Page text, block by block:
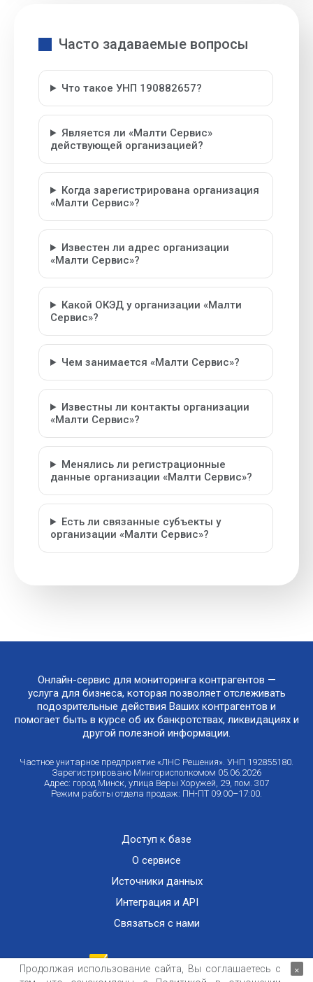
Часто задаваемые вопросы
Что такое УНП 190882657?
Является ли «Малти Сервис»
действующей организацией?
Когда зарегистрирована организация
«Малти Сервис»?
Известен ли адрес организации
«Малти Сервис»?
Какой ОКЭД у организации «Малти
Сервис»?
Чем занимается «Малти Сервис»?
Известны ли контакты организации
«Малти Сервис»?
Менялись ли регистрационные
данные организации «Малти Сервис»?
Есть ли связанные субъекты у
организации «Малти Сервис»?
Онлайн-сервис для мониторинга контрагентов —
услуга для бизнеса, которая позволяет отслеживать
подозрительные действия Ваших контрагентов и
помогает быть в курсе об их банкротствах, ликвидациях и
другой полезной информации.
Частное унитарное предприятие «ЛНС Решения». УНП 192855180.
Зарегистрировано Мингорисполкомом 05.06.2026
Адрес: город Минск, улица Веры Хоружей, 29, пом. 307
Режим работы отдела продаж: ПН-ПТ 09:00–17:00.
Доступ к базе
О сервисе
Источники данных
Интеграция и API
Связаться с нами
Продолжая использование сайта, Вы соглашаетесь с
×